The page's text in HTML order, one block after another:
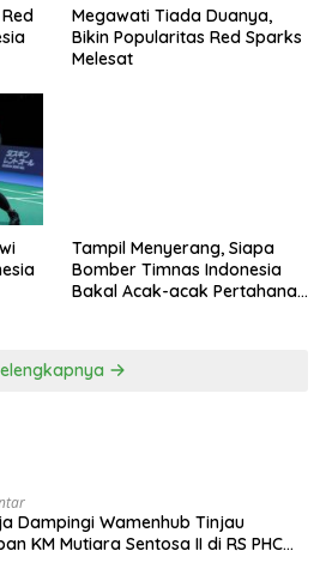
Megawati Tiada Duanya,
Bikin Popularitas Red Sparks
Melesat
Tampil Menyerang, Siapa
Bomber Timnas Indonesia
Bakal Acak-acak Pertahanan
Dampingi Wamenhub Tinjau
KM Mutiara Sentosa II di RS PHC